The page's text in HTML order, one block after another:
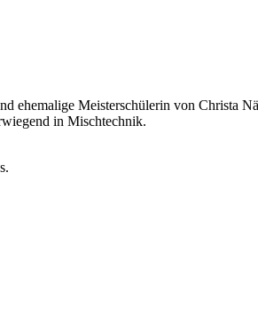
Meisterschülerin von Christa
in Mischtechnik.